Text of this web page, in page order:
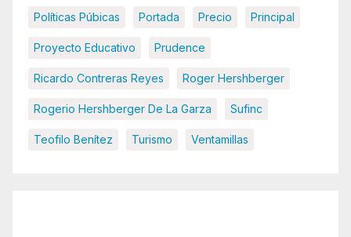
Políticas Púbicas Portada Precio Principal
Proyecto Educativo Prudence
Ricardo Contreras Reyes Roger Hershberger
Rogerio Hershberger De La Garza Sufinc
Teofilo Benítez Turismo Ventamillas